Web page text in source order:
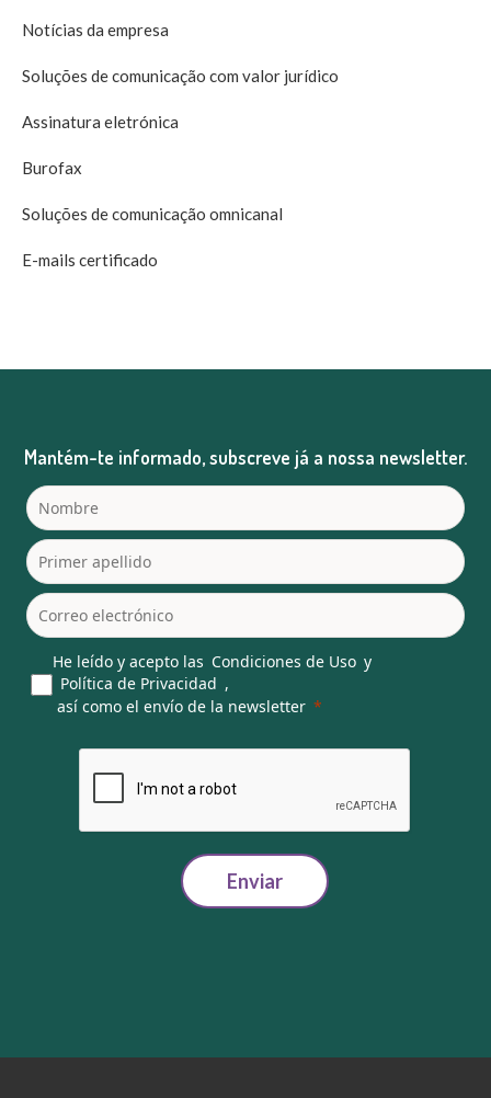
Notícias da empresa
Soluções de comunicação com valor jurídico
Assinatura eletrónica
Burofax
Soluções de comunicação omnicanal
E-mails certificado
Mantém-te informado, subscreve já a nossa newsletter.
He leído y acepto las Condiciones de Uso y
Política de Privacidad ,
así como el envío de la newsletter
Enviar